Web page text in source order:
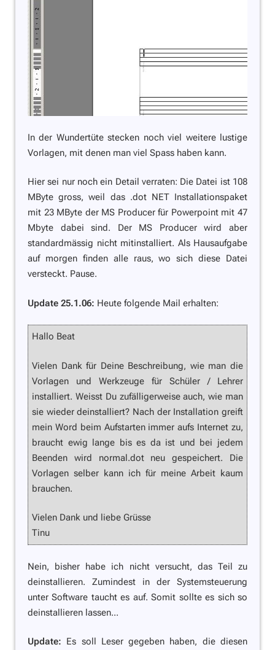
In der Wundertüte stecken noch viel weitere lustige
Vorlagen, mit denen man viel Spass haben kann.
Hier sei nur noch ein Detail verraten: Die Datei ist 108
MByte gross, weil das .dot NET Installationspaket
mit 23 MByte der MS Producer für Powerpoint mit 47
Mbyte dabei sind. Der MS Producer wird aber
standardmässig nicht mitinstalliert. Als Hausaufgabe
auf morgen finden alle raus, wo sich diese Datei
versteckt. Pause.
Update 25.1.06: Heute folgende Mail erhalten:
Hallo Beat
Vielen Dank für Deine Beschreibung, wie man die
Vorlagen und Werkzeuge für Schüler / Lehrer
installiert. Weisst Du zufälligerweise auch, wie man
sie wieder deinstalliert? Nach der Installation greift
mein Word beim Aufstarten immer aufs Internet zu,
braucht ewig lange bis es da ist und bei jedem
Beenden wird normal.dot neu gespeichert. Die
Vorlagen selber kann ich für meine Arbeit kaum
brauchen.
Vielen Dank und liebe Grüsse
Tinu
Nein, bisher habe ich nicht versucht, das Teil zu
deinstallieren. Zumindest in der Systemsteuerung
unter Software taucht es auf. Somit sollte es sich so
deinstallieren lassen...
Update: Es soll Leser gegeben haben, die diesen